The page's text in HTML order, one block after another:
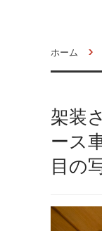
ホーム
架装
ース
目の